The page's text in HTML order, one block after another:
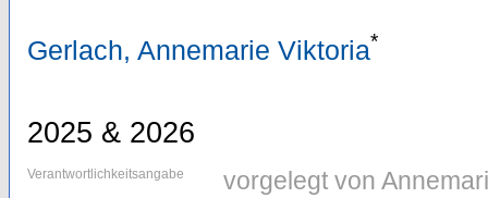
Gerlach, Annemarie Viktoria*
2025 & 2026
Verantwortlichkeitsangabe vorgelegt von